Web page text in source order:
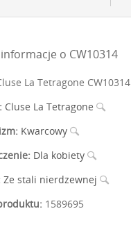
o CW10314
La Tetragone CW10314
Cluse La Tetragone
Kwarcowy
Dla kobiety
Ze stali nierdzewnej
1589695